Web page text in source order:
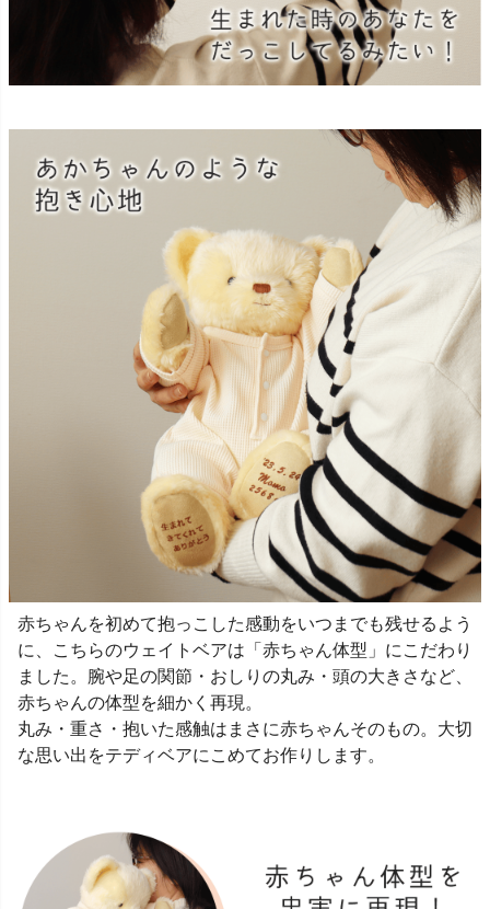
赤ちゃんを初めて抱っこした感動をいつまでも残せるよう
に、こちらのウェイトベアは「赤ちゃん体型」にこだわり
ました。腕や足の関節・おしりの丸み・頭の大きさなど、
赤ちゃんの体型を細かく再現。
丸み・重さ・抱いた感触はまさに赤ちゃんそのもの。大切
な思い出をテディベアにこめてお作りします。